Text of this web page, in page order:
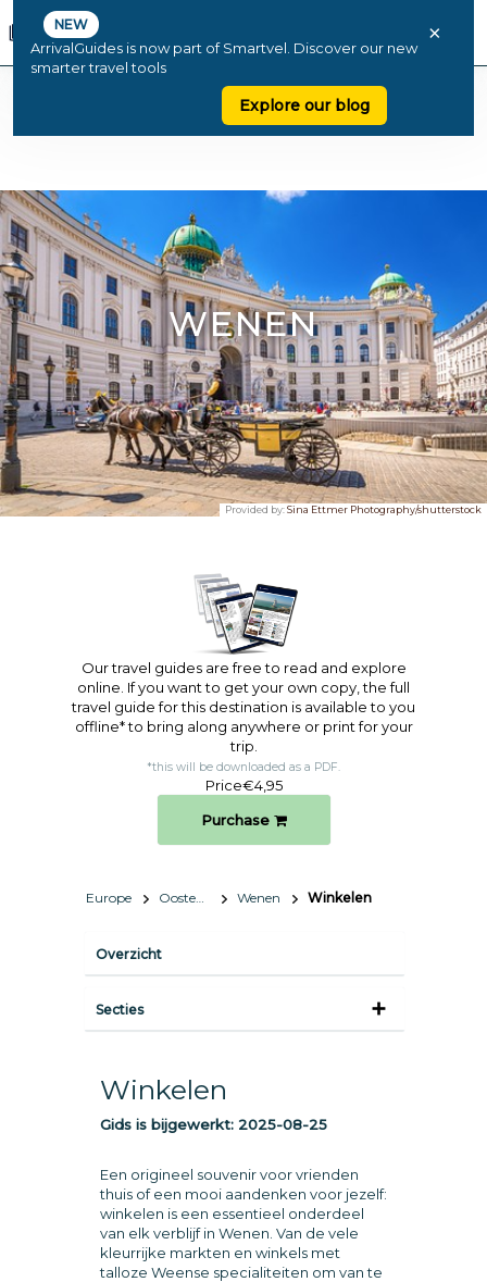
NEW
ArrivalGuides is now part of Smartvel. Discover our new
smarter travel tools
Explore our blog
×
WENEN
Provided by:Sina Ettmer Photography/shutterstock
Our travel guides are free to read and explore
online. If you want to get your own copy, the full
travel guide for this destination is available to you
offline* to bring along anywhere or print for your
trip.​
*this will be downloaded as a PDF.
Price€4,95
Purchase
Europe Oostenrijk Wenen Winkelen
Overzicht
Secties
Winkelen
Gids is bijgewerkt: 2025-08-25
Een origineel souvenir voor vrienden
thuis of een mooi aandenken voor jezelf:
winkelen is een essentieel onderdeel
van elk verblijf in Wenen. Van de vele
kleurrijke markten en winkels met
talloze Weense specialiteiten om van te